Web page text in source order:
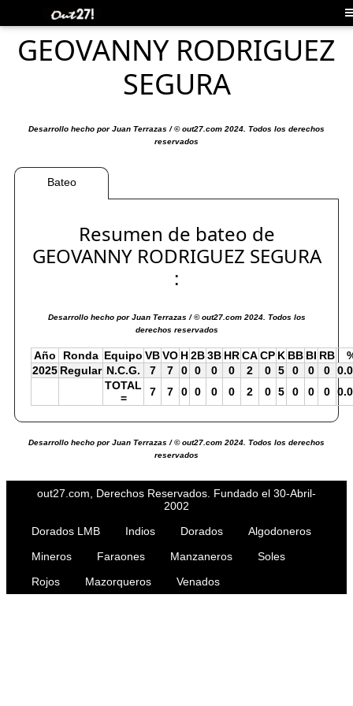
GEOVANNY RODRIGUEZ
SEGURA
Desarrollo hecho por Juan Terrazas / © out27.com 2024. Todos los derechos
reservados
Bateo
Resumen de bateo de
GEOVANNY RODRIGUEZ SEGURA
:
Desarrollo hecho por Juan Terrazas / © out27.com 2024. Todos los
derechos reservados
Año Ronda Equipo VBVO H2B3B HRCACP K BB BI RB
2025 Regular N.C.G. 7 7 0 0 0 0 2 0 5 0 0 0
TOTAL
=
7 7 0 0 0 0 2 0 5 0 0 0
Desarrollo hecho por Juan Terrazas / © out27.com 2024. Todos los derechos
reservados
out27.com, Derechos Reservados. Fundado el 30-Abril-
2002
Dorados LMB
Indios Dorados
Algodoneros
Mineros
Faraones Manzaneros
Soles
Rojos
Mazorqueros Venados